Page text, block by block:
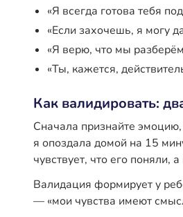
«Я всегда готова тебя
«Если захочешь, я могу
«Я верю, что мы
«Ты, кажется,
Как валидировать:
Сначала признайте
я опоздала домой на 15
чувствует, что его поняли,
Валидация формирует у
— «мои чувства имеют